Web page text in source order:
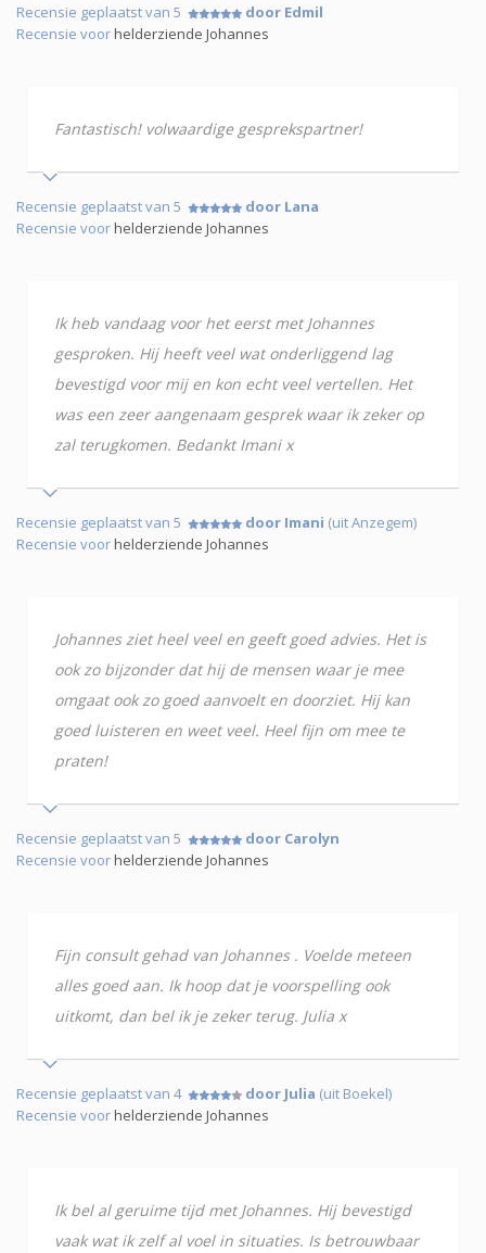
Recensie geplaatst van 5
door Edmil
Recensie voorhelderziende Johannes
Fantastisch! volwaardige gesprekspartner!
Recensie geplaatst van 5
door Lana
Recensie voorhelderziende Johannes
Ik heb vandaag voor het eerst met Johannes
gesproken. Hij heeft veel wat onderliggend lag
bevestigd voor mij en kon echt veel vertellen. Het
was een zeer aangenaam gesprek waar ik zeker op
zal terugkomen. Bedankt Imani x
Recensie geplaatst van 5 door Imani (uit Anzegem)
Recensie voorhelderziende Johannes
Johannes ziet heel veel en geeft goed advies. Het is
ook zo bijzonder dat hij de mensen waar je mee
omgaat ook zo goed aanvoelt en doorziet. Hij kan
goed luisteren en weet veel. Heel fijn om mee te
praten!
Recensie geplaatst van 5
door Carolyn
Recensie voorhelderziende Johannes
Fijn consult gehad van Johannes . Voelde meteen
alles goed aan. Ik hoop dat je voorspelling ook
uitkomt, dan bel ik je zeker terug. Julia x
Recensie geplaatst van 4 door Julia (uit Boekel)
Recensie voorhelderziende Johannes
Ik bel al geruime tijd met Johannes. Hij bevestigd
vaak wat ik zelf al voel in situaties. Is betrouwbaar